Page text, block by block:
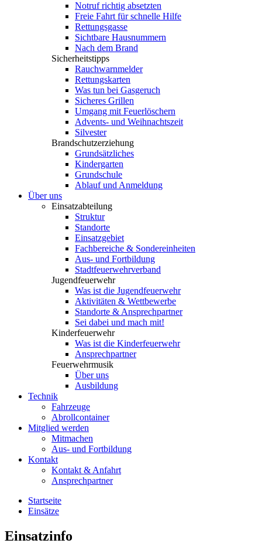
Notruf richtig absetzten
Freie Fahrt für schnelle Hilfe
Rettungsgasse
Sichtbare Hausnummern
Nach dem Brand
Sicherheitstipps
Rauchwarnmelder
Rettungskarten
Was tun bei Gasgeruch
Sicheres Grillen
Umgang mit Feuerlöschern
Advents- und Weihnachtszeit
Silvester
Brandschutzerziehung
Grundsätzliches
Kindergarten
Grundschule
Ablauf und Anmeldung
Über uns
Einsatzabteilung
Struktur
Standorte
Einsatzgebiet
Fachbereiche & Sondereinheiten
Aus- und Fortbildung
Stadtfeuerwehrverband
Jugendfeuerwehr
Was ist die Jugendfeuerwehr
Aktivitäten & Wettbewerbe
Standorte & Ansprechpartner
Sei dabei und mach mit!
Kinderfeuerwehr
Was ist die Kinderfeuerwehr
Ansprechpartner
Feuerwehrmusik
Über uns
Ausbildung
Technik
Fahrzeuge
Abrollcontainer
Mitglied werden
Mitmachen
Aus- und Fortbildung
Kontakt
Kontakt & Anfahrt
Ansprechpartner
Startseite
Einsätze
Einsatzinfo